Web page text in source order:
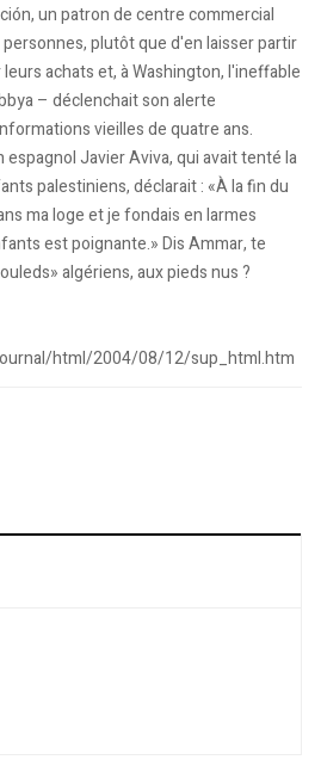
un patron de centre commercial
plutôt que d'en laisser partir
achats et, à Washington, l'ineffable
– déclenchait son alerte
vieilles de quatre ans.
Javier Aviva, qui avait tenté la
palestiniens, déclarait : «À la fin du
ma loge et je fondais en larmes
est poignante.» Dis Ammar, te
algériens, aux pieds nus ?
html/2004/08/12/sup_html.htm
Le Canada, toujours aussi accueillant
: Émigration au Canada / «Nous sommes